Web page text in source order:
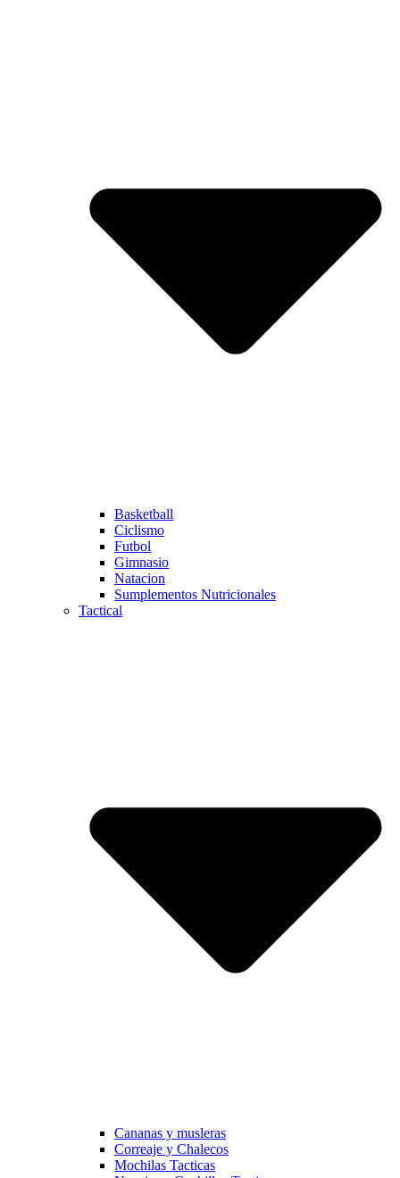
Basketball
Ciclismo
Futbol
Gimnasio
Natacion
Sumplementos Nutricionales
Tactical
Cananas y musleras
Correaje y Chalecos
Mochilas Tacticas